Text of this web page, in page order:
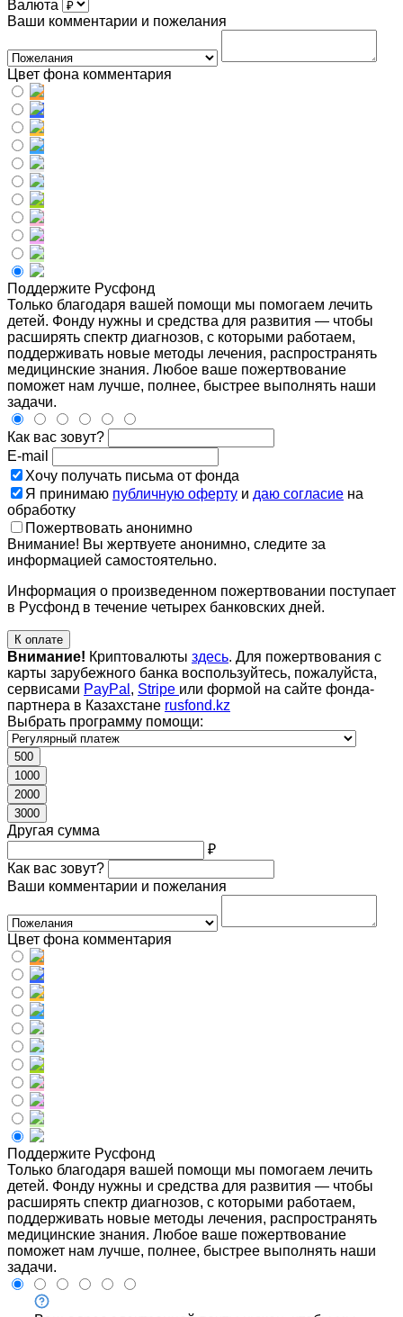
Валюта
Ваши комментарии и пожелания
Цвет фона комментария
Поддержите Русфонд
Только благодаря вашей помощи мы помогаем лечить
детей. Фонду нужны и средства для развития — чтобы
расширять спектр диагнозов, с которыми работаем,
поддерживать новые методы лечения, распространять
медицинские знания. Любое ваше пожертвование
поможет нам лучше, полнее, быстрее выполнять наши
задачи.
Как вас зовут?
E-mail
Хочу получать письма от фонда
Я принимаю публичную оферту и даю согласие на
обработку
Пожертвовать анонимно
Внимание! Вы жертвуете анонимно, следите за
информацией самостоятельно.
Информация о произведенном пожертвовании поступает
в Русфонд в течение четырех банковских дней.
К оплате
Внимание! Криптовалюты здесь. Для пожертвования с
карты зарубежного банка воспользуйтесь, пожалуйста,
сервисами PayPal , Stripe или формой на сайте фонда-
партнера в Казахстане rusfond.kz
Выбрать программу помощи:
500
1000
2000
3000
Другая сумма
₽
Как вас зовут?
Ваши комментарии и пожелания
Цвет фона комментария
Поддержите Русфонд
Только благодаря вашей помощи мы помогаем лечить
детей. Фонду нужны и средства для развития — чтобы
расширять спектр диагнозов, с которыми работаем,
поддерживать новые методы лечения, распространять
медицинские знания. Любое ваше пожертвование
поможет нам лучше, полнее, быстрее выполнять наши
задачи.